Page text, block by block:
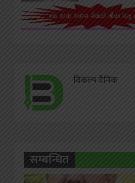
विकल्प दैनिक
सम्बन्धित